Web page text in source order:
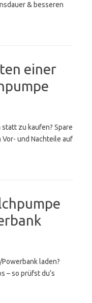
& besseren
einer
zu kaufen? Spare
und Nachteile auf
laden?
– so prüfst du’s